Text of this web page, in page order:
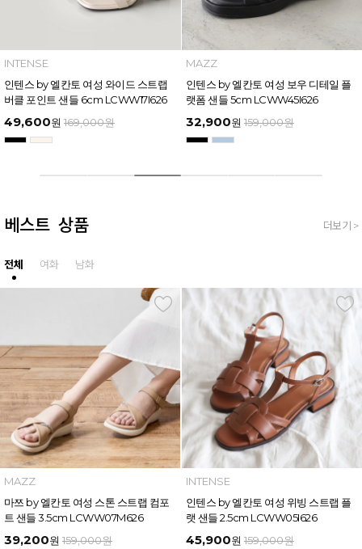
MAZZ
마쯔 by 엘칸토 남성 트리플 스트랩 벨
크로 슬라이드 4.5cm LCMW61M626
35,900원159,000원
MAZZ
마쯔 by 엘칸토 여성 링크 장식 플랫폼
샌들 6cm LCWW50M626
54,400원 169,000원
베스트 상품
전체 여화 남화
더보기 >
MAZZ
마쯔 by 엘칸토 여성 스톤 스트랩 컴포
트 샌들 3.5cm LCWW07M626
39,200원 159,000원
INTENSE
인텐스 by 엘칸토 여성 위빙 스트랩 플
랫 샌들 2.5cm LCWW05I626
45,900원 159,000원